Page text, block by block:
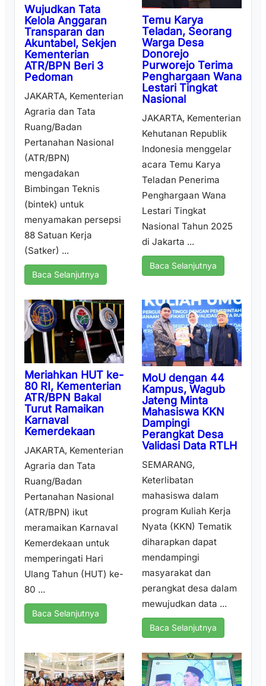
Wujudkan Tata
Kelola Anggaran
Transparan dan
Akuntabel, Sekjen
Kementerian
ATR/BPN Beri 3
Pedoman
JAKARTA, Kementerian
Agraria dan Tata
Ruang/Badan
Pertanahan Nasional
(ATR/BPN)
mengadakan
Bimbingan Teknis
(bintek) untuk
menyamakan persepsi
88 Satuan Kerja
(Satker) ...
Baca Selanjutnya
Temu Karya
Teladan, Seorang
Warga Desa
Donorejo
Purworejo Terima
Penghargaan Wana
Lestari Tingkat
Nasional
JAKARTA, Kementerian
Kehutanan Republik
Indonesia menggelar
acara Temu Karya
Teladan Penerima
Penghargaan Wana
Lestari Tingkat
Nasional Tahun 2025
di Jakarta ...
Baca Selanjutnya
Meriahkan HUT ke-
80 RI, Kementerian
ATR/BPN Bakal
Turut Ramaikan
Karnaval
Kemerdekaan
JAKARTA, Kementerian
Agraria dan Tata
Ruang/Badan
Pertanahan Nasional
(ATR/BPN) ikut
meramaikan Karnaval
Kemerdekaan untuk
memperingati Hari
Ulang Tahun (HUT) ke-
80 ...
Baca Selanjutnya
MoU dengan 44
Kampus, Wagub
Jateng Minta
Mahasiswa KKN
Dampingi
Perangkat Desa
Validasi Data RTLH
SEMARANG,
Keterlibatan
mahasiswa dalam
program Kuliah Kerja
Nyata (KKN) Tematik
diharapkan dapat
mendampingi
masyarakat dan
perangkat desa dalam
mewujudkan data ...
Baca Selanjutnya